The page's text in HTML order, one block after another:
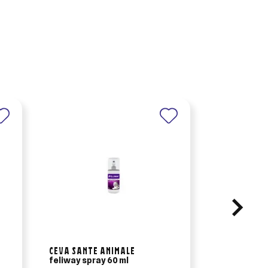
CEVA SANTE ANIMALE
feliway spray 60 ml